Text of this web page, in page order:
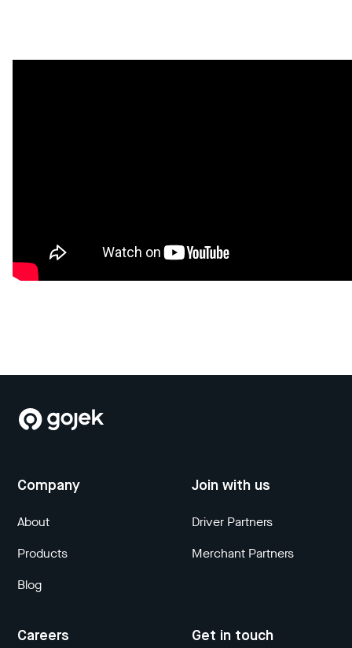
Company
About
Products
Blog
Join with us
Driver Partners
Merchant Partners
Careers Get in touch